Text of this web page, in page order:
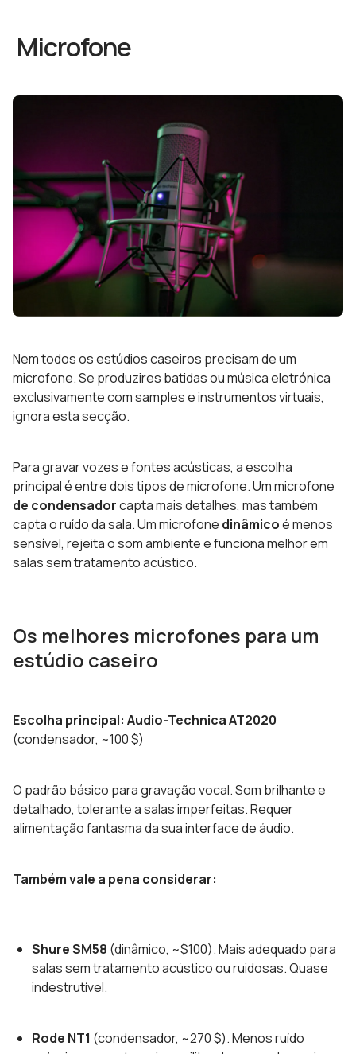
Microfone
Nem todos os estúdios caseiros precisam de um
microfone. Se produzires batidas ou música eletrónica
exclusivamente com samples e instrumentos virtuais,
ignora esta secção.
Para gravar vozes e fontes acústicas, a escolha
principal é entre dois tipos de microfone. Um microfone
de condensadorcapta mais detalhes, mas também
capta o ruído da sala. Um microfone dinâmicoé menos
sensível, rejeita o som ambiente e funciona melhor em
salas sem tratamento acústico.
Os melhores microfones para um
estúdio caseiro
Escolha principal: Audio-Technica AT2020
(condensador, ~100 $)
O padrão básico para gravação vocal. Som brilhante e
detalhado, tolerante a salas imperfeitas. Requer
alimentação fantasma da sua interface de áudio.
Também vale a pena considerar:
Shure SM58 (dinâmico, ~$100). Mais adequado para
salas sem tratamento acústico ou ruidosas. Quase
indestrutível.
Rode NT1 (condensador, ~270 $). Menos ruído